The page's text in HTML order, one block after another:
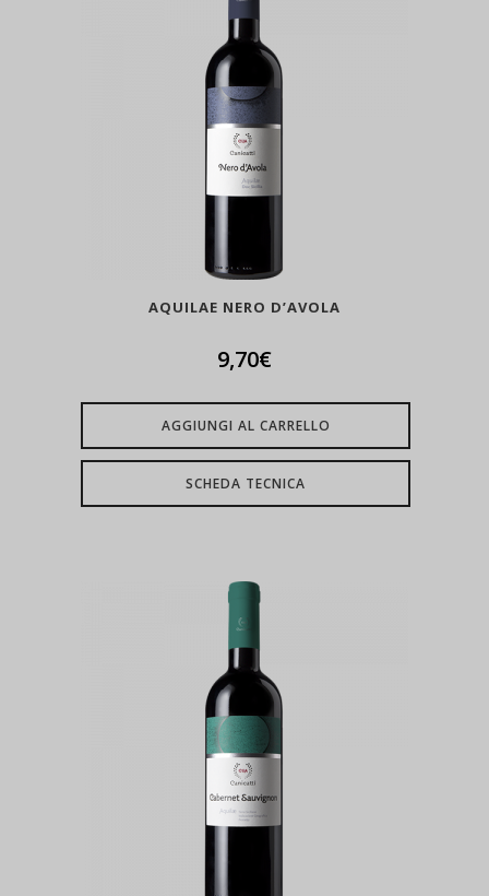
AQUILAE NERO D’AVOLA
9,70€
AGGIUNGI AL CARRELLO
SCHEDA TECNICA